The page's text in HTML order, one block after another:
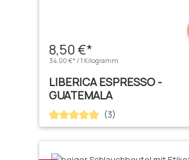
8,50 €*
34,00 €* / 1 Kilogramm
LIBERICA ESPRESSO -
GUATEMALA
Durchschnittliche Bewertung von 5
(3)